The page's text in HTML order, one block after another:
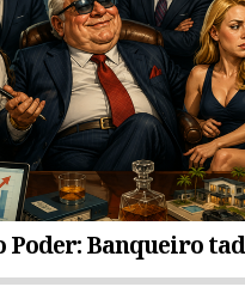
Poder: Banqueiro